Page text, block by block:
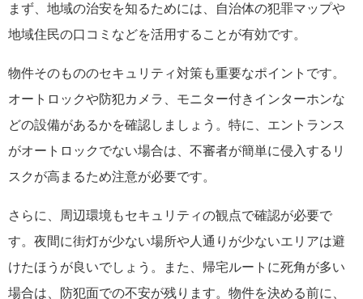
まず、地域の治安を知るためには、自治体の犯罪マップや
地域住民の口コミなどを活用することが有効です。
物件そのもののセキュリティ対策も重要なポイントです。
オートロックや防犯カメラ、モニター付きインターホンな
どの設備があるかを確認しましょう。特に、エントランス
がオートロックでない場合は、不審者が簡単に侵入するリ
スクが高まるため注意が必要です。
さらに、周辺環境もセキュリティの観点で確認が必要で
す。夜間に街灯が少ない場所や人通りが少ないエリアは避
けたほうが良いでしょう。また、帰宅ルートに死角が多い
場合は、防犯面での不安が残ります。物件を決める前に、